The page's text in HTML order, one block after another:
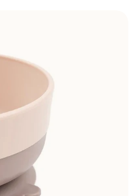
korting op je
direct je kortingscode.